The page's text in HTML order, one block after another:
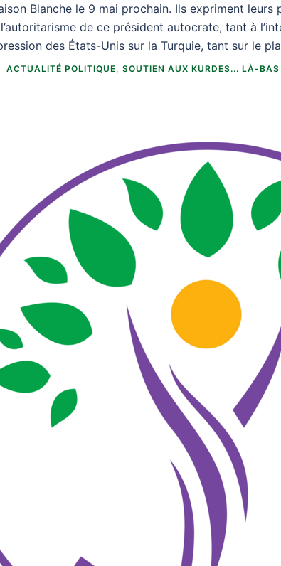
Blanche le 9 mai prochain. Ils expriment
de ce président autocrate, tant à
des États-Unis sur la Turquie, tant sur le
ACTUALITÉ POLITIQUE SOUTIEN AUX KURDES... LÀ-BAS